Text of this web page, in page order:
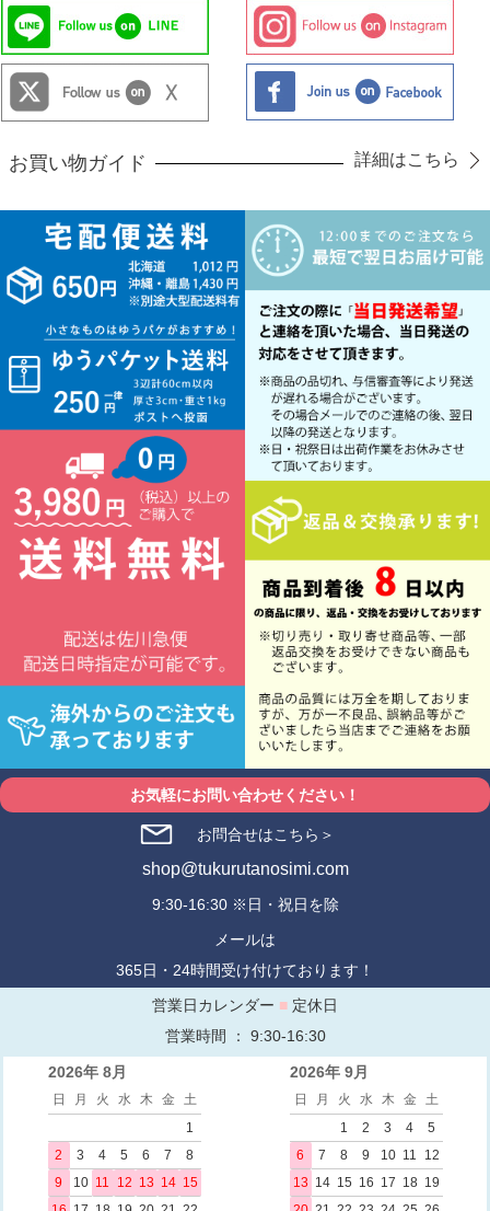
お買い物ガイド 詳細はこちら
お気軽にお問い合わせください！
お問合せはこちら＞
shop@tukurutanosimi.com
9:30-16:30 ※日・祝日を除
メールは
365日・24時間受け付けております！
営業日カレンダー ■ 定休日
営業時間 ： 9:30-16:30
2026年 8月
日 月 火 水 木 金
土
1
2
3 4 5 6 7
8
9
10 11 12 13 14 15
2026年 9月
日 月 火 水 木 金
土
1
2 3 4
5
6
7 8 9 10 11
12
13 14 15 16 17 18 19